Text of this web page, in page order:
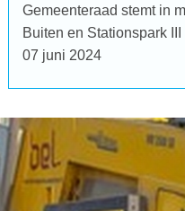
Gemeenteraad stemt in
Buiten en Stationspark III
07 juni 2024